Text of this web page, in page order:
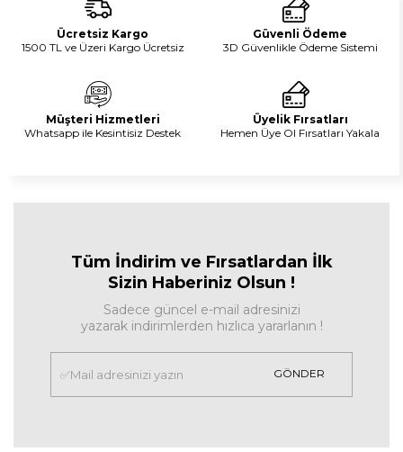
Ücretsiz Kargo
1500 TL ve Üzeri Kargo Ücretsiz
Güvenli Ödeme
3D Güvenlikle Ödeme Sistemi
Müşteri Hizmetleri
Whatsapp ile Kesintisiz Destek
Üyelik Fırsatları
Hemen Üye Ol Fırsatları Yakala
Tüm İndirim ve Fırsatlardan İlk
Sizin Haberiniz Olsun !
Sadece güncel e-mail adresinizi
yazarak indirimlerden hızlıca yararlanın !
GÖNDER